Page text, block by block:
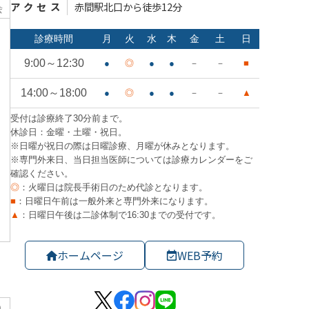
アクセス 赤間駅北口から徒歩12分
ホームページ WEB予約